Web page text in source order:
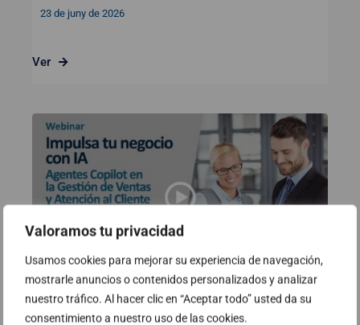
Valoramos tu privacidad
Usamos cookies para mejorar su experiencia de navegación,
mostrarle anuncios o contenidos personalizados y analizar
nuestro tráfico. Al hacer clic en “Aceptar todo” usted da su
consentimiento a nuestro uso de las cookies.
23 de juny de 2026
Ver
Webinar: Impulsa el teu negoci